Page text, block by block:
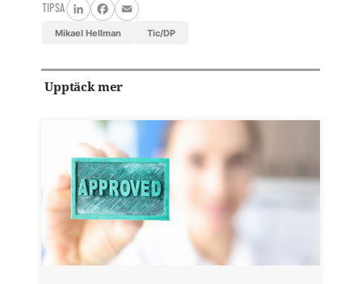
TIPSA
LinkedInFacebook
Email
Mikael Hellman Tic/DP
Upptäck mer